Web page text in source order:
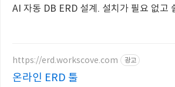
AI 자동 DB ERD 설계. 설치가 필요 없고
https://erd.workscove.com 광고
온라인 ERD 툴